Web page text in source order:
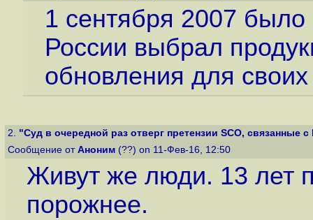
1 сентября 2007
России выбрал
обновления для
2. "Суд в очередной раз отверг претензии SCO, связанные
Сообщение от Аноним (??) on 11-Фев-16, 12:50
Живут же люди. 13 лет
порожнее.